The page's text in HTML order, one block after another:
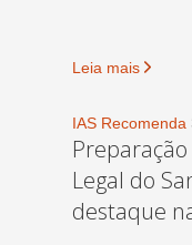
Leia mais
IAS Recomenda
Legal do
destaque